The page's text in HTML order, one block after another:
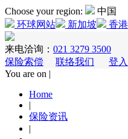
Choose your region:
中国
环球网站
新加坡 香港
来电洽询： 021 3279 3500
保险索偿
联络我们
登入
You are on |
Home
|
保险资讯
|